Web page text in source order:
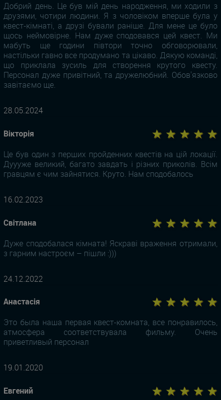
Добрий день. Це був мій день народження, ми ходили з
друзями, чотири людини. Я з чоловіком вперше була у
квест-кімнаті, а друзі бували раніше. Для мене це було
щось неймовірне. Нам дуже сподовався цей квест. Ми
мабуть ще години півтори точно обговорювали,
настільки гавно все продумано та цікаво. Дякую команді,
що приклала зусиль для створення крутого квесту.
Персонал дуже привітний, та дружелюбний. Обов'язково
завітаємо ще.
28.05.2024
Вікторія ★ ★ ★ ★ ★
Це був один з перших пройденних квестів на цій локації.
Дуууже великий, багато завдать і різних приколів. Всім
гравцям є чим зайнятися. Круто. Нам сподобалось
16.02.2023
Світлана ★ ★ ★ ★ ★
Дуже сподобалася кімната! Яскраві враження отримали,
з гарним настроєм – пішли :)))
24.12.2022
Анастасія ★ ★ ★ ★ ★
Это была наша первая квест-комната, все понравилось,
атмосфера соответствувала фильму. Очень
приветливый персонал
19.01.2020
Евгений ★ ★ ★ ★ ★